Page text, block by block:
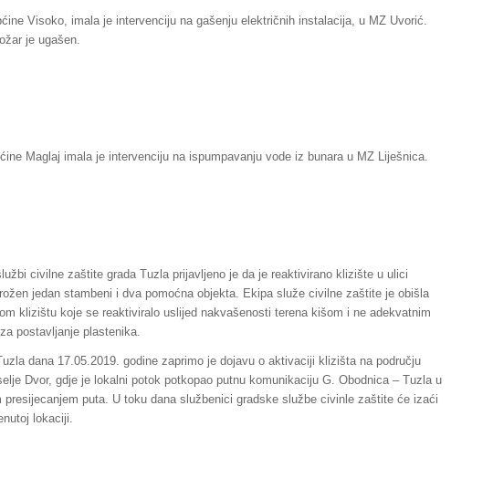
Visoko, imala je intervenciju na gašenju električnih instalacija, u MZ Uvorić.
je ugašen.
Maglaj imala je intervenciju na ispumpavanju vode iz bunara u MZ Liješnica.
civilne zaštite grada Tuzla prijavljeno je da je reaktivirano klizište u ulici
jedan stambeni i dva pomoćna objekta. Ekipa služe civilne zaštite je obišla
klizištu koje se reaktiviralo uslijed nakvašenosti terena kišom i ne adekvatnim
postavljanje plastenika.
dana 17.05.2019. godine zaprimo je dojavu o aktivaciji klizišta na području
Dvor, gdje je lokalni potok potkopao putnu komunikaciju G. Obodnica – Tuzla u
puta. U toku dana službenici gradske službe civinle zaštite će izaći
lokaciji.